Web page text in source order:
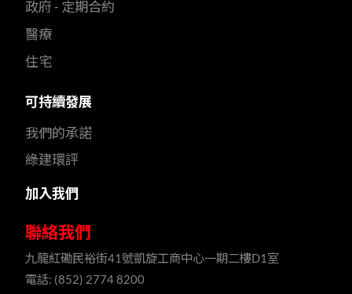
政府 - 定期合約
醫療
住宅
可持續發展
我們的承諾
綠建環評
加入我們
聯絡我們
九龍紅磡民裕街41號凱旋工商中心一期二樓D1室
電話: (852) 2774 8200